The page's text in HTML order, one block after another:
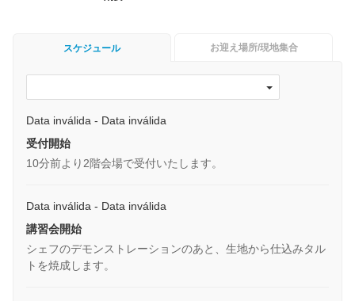
スケジュール お迎え場所/現地集合
Data inválida - Data inválida
受付開始
10分前より2階会場で受付いたします。
Data inválida - Data inválida
講習会開始
シェフのデモンストレーションのあと、生地から仕込みタル
トを焼成します。